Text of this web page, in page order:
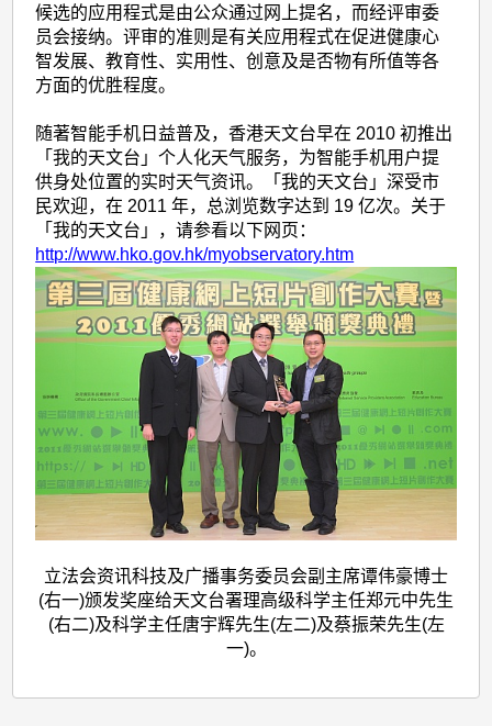
候选的应用程式是由公众通过网上提名，而经评审委
员会接纳。评审的准则是有关应用程式在促进健康心
智发展、教育性、实用性、创意及是否物有所值等各
方面的优胜程度。
随著智能手机日益普及，香港天文台早在 2010 初推出
「我的天文台」个人化天气服务，为智能手机用户提
供身处位置的实时天气资讯。「我的天文台」深受市
民欢迎，在 2011 年，总浏览数字达到 19 亿次。关于
「我的天文台」，请参看以下网页：
http://www.hko.gov.hk/myobservatory.htm
立法会资讯科技及广播事务委员会副主席谭伟豪博士
(右一)颁发奖座给天文台署理高级科学主任郑元中先生
(右二)及科学主任唐宇辉先生(左二)及蔡振荣先生(左
一)。